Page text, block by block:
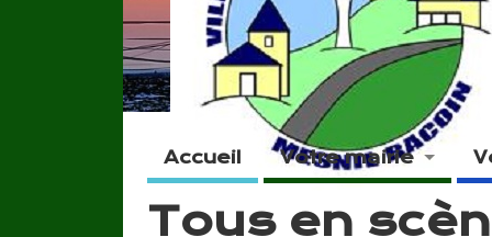
Accueil Votre mairie
Tous en